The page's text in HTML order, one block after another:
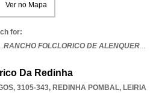
Ver no Mapa
for:
RANCHO FOLCLORICO DE ALENQUER...
Da Redinha
3105-343, REDINHA POMBAL, LEIRIA